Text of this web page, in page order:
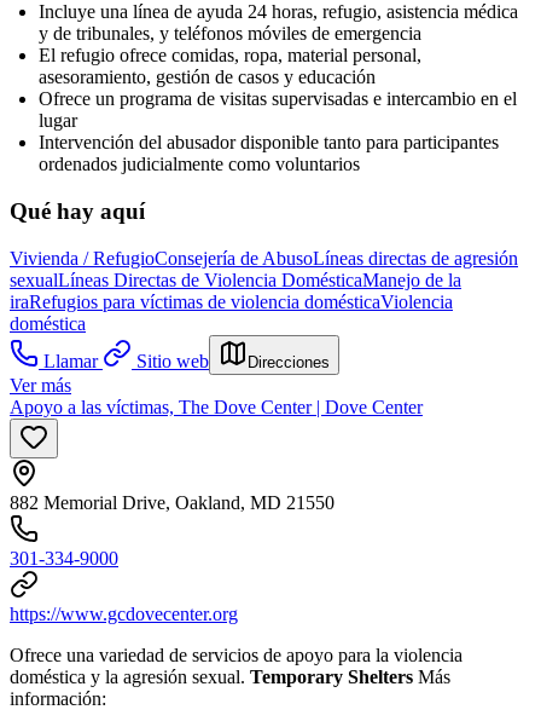
Incluye una línea de ayuda 24 horas, refugio, asistencia médica
y de tribunales, y teléfonos móviles de emergencia
El refugio ofrece comidas, ropa, material personal,
asesoramiento, gestión de casos y educación
Ofrece un programa de visitas supervisadas e intercambio en el
lugar
Intervención del abusador disponible tanto para participantes
ordenados judicialmente como voluntarios
Qué hay aquí
Vivienda / RefugioConsejería de AbusoLíneas directas de agresión
sexualLíneas Directas de Violencia DomésticaManejo de la
iraRefugios para víctimas de violencia domésticaViolencia
doméstica
Llamar
Sitio web Direcciones
Ver más
Apoyo a las víctimas, The Dove Center | Dove Center
882 Memorial Drive, Oakland, MD 21550
301-334-9000
https://www.gcdovecenter.org
Ofrece una variedad de servicios de apoyo para la violencia
doméstica y la agresión sexual. Temporary Shelters Más
información: